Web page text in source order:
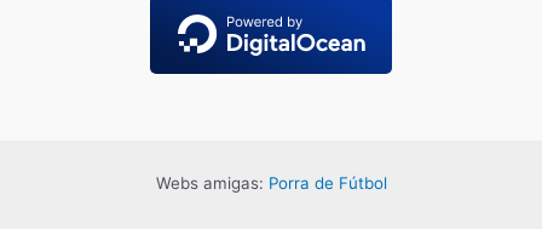
Webs amigas: Porra de Fútbol